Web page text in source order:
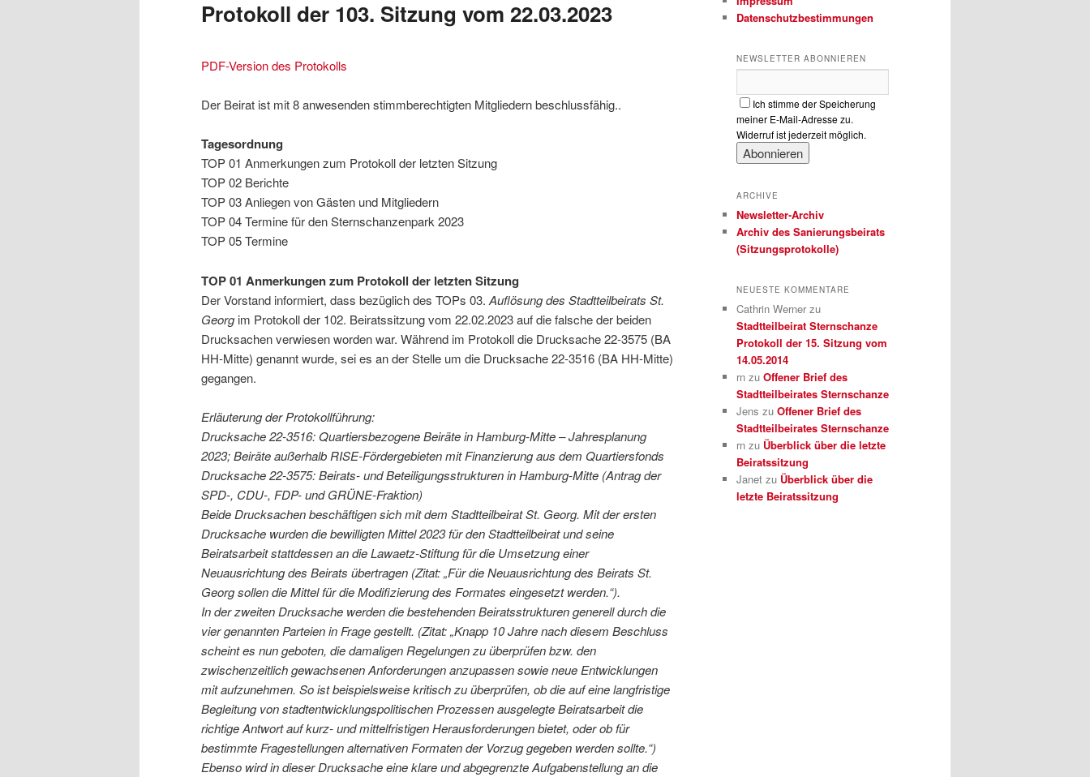
Protokoll der 103. Sitzung vom 22.03.2023
PDF-Version des Protokolls
Der Beirat ist mit 8 anwesenden stimmberechtigten Mitgliedern beschlussfähig..
Tagesordnung
TOP 01 Anmerkungen zum Protokoll der letzten Sitzung
TOP 02 Berichte
TOP 03 Anliegen von Gästen und Mitgliedern
TOP 04 Termine für den Sternschanzenpark 2023
TOP 05 Termine
TOP 01 Anmerkungen zum Protokoll der letzten Sitzung
Der Vorstand informiert, dass bezüglich des TOPs 03. Auflösung des Stadtteilbeirats St.
Georgim Protokoll der 102. Beiratssitzung vom 22.02.2023 auf die falsche der beiden
Drucksachen verwiesen worden war. Während im Protokoll die Drucksache 22-3575 (BA
HH-Mitte) genannt wurde, sei es an der Stelle um die Drucksache 22-3516 (BA HH-Mitte)
gegangen.
Erläuterung der Protokollführung:
Drucksache 22-3516: Quartiersbezogene Beiräte in Hamburg-Mitte – Jahresplanung
2023; Beiräte außerhalb RISE-Fördergebieten mit Finanzierung aus dem Quartiersfonds
Drucksache 22-3575: Beirats- und Beteiligungsstrukturen in Hamburg-Mitte (Antrag der
SPD-, CDU-, FDP- und GRÜNE-Fraktion)
Beide Drucksachen beschäftigen sich mit dem Stadtteilbeirat St. Georg. Mit der ersten
Drucksache wurden die bewilligten Mittel 2023 für den Stadtteilbeirat und seine
Beiratsarbeit stattdessen an die Lawaetz-Stiftung für die Umsetzung einer
Neuausrichtung des Beirats übertragen (Zitat: „Für die Neuausrichtung des Beirats St.
Georg sollen die Mittel für die Modifizierung des Formates eingesetzt werden.“).
In der zweiten Drucksache werden die bestehenden Beiratsstrukturen generell durch die
vier genannten Parteien in Frage gestellt. (Zitat: „Knapp 10 Jahre nach diesem Beschluss
scheint es nun geboten, die damaligen Regelungen zu überprüfen bzw. den
zwischenzeitlich gewachsenen Anforderungen anzupassen sowie neue Entwicklungen
mit aufzunehmen. So ist beispielsweise kritisch zu überprüfen, ob die auf eine langfristige
Begleitung von stadtentwicklungspolitischen Prozessen ausgelegte Beiratsarbeit die
richtige Antwort auf kurz- und mittelfristigen Herausforderungen bietet, oder ob für
bestimmte Fragestellungen alternativen Formaten der Vorzug gegeben werden sollte.“)
Ebenso wird in dieser Drucksache eine klare und abgegrenzte Aufgabenstellung an die
Datenschutzbestimmungen
NEWSLETTER ABONNIEREN
Ich stimme der Speicherung
meiner E-Mail-Adresse zu.
Widerruf ist jederzeit möglich.
ARCHIVE
Newsletter-Archiv
Archiv des Sanierungsbeirats
(Sitzungsprotokolle)
NEUESTE KOMMENTARE
Cathrin Werner zu
Stadtteilbeirat Sternschanze
Protokoll der 15. Sitzung vom
14.05.2014
rn zu Offener Brief des
Stadtteilbeirates Sternschanze
Jens zu Offener Brief des
Stadtteilbeirates Sternschanze
rn zu Überblick über die letzte
Beiratssitzung
Janet zu Überblick über die
letzte Beiratssitzung